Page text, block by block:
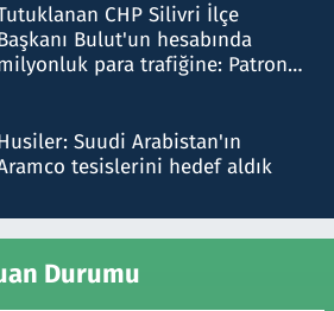
CHP Silivri İlçe
Bulut'un hesabında
para trafiğine: Patron
Suudi Arabistan'ın
tesislerini hedef aldık
Durumu